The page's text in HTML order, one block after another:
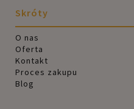
Skróty
O nas
Oferta
Kontakt
Proces zakupu
Blog